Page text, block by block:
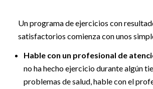
Un programa de ejercicios con
satisfactorios comienza con unos
Hable con un profesional de
no ha hecho ejercicio durante algún
problemas de salud, hable con el